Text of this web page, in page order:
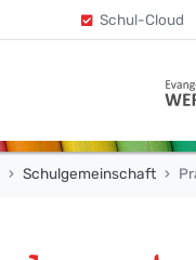
Schul-Cloud
Schulgemeinschaft